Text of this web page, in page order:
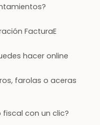
FacturaE
hacer online
farolas o aceras
con un clic?